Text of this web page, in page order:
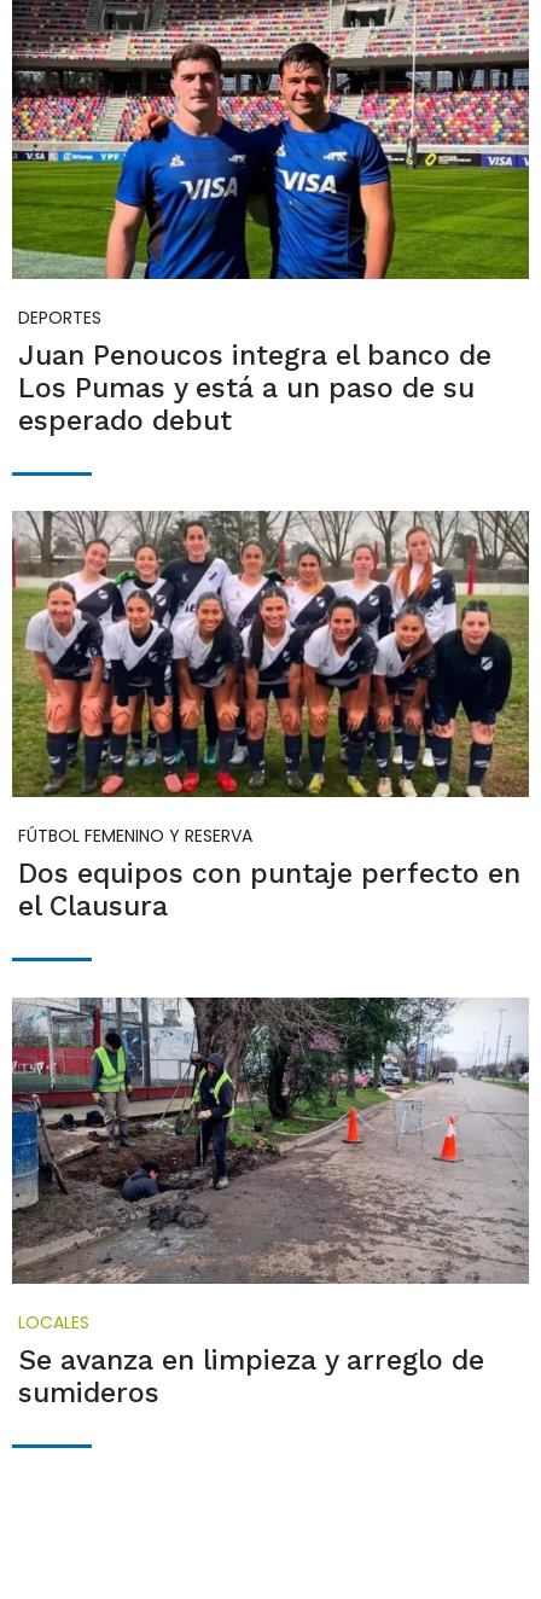
DEPORTES
Juan Penoucos integra el banco de
Los Pumas y está a un paso de su
esperado debut
FÚTBOL FEMENINO Y RESERVA
Dos equipos con puntaje perfecto en
el Clausura
LOCALES
Se avanza en limpieza y arreglo de
sumideros